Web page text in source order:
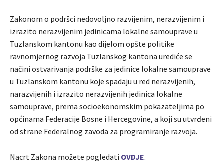
Zakonom o podršci nedovoljno razvijenim, nerazvijenim i
izrazito nerazvijenim jedinicama lokalne samouprave u
Tuzlanskom kantonu kao dijelom opšte politike
ravnomjernog razvoja Tuzlanskog kantona urediće se
načini ostvarivanja podrške za jedinice lokalne samouprave
u Tuzlanskom kantonu koje spadaju u red nerazvijenih,
narazvijenih i izrazito nerazvijenih jedinica lokalne
samouprave, prema socioekonomskim pokazateljima po
općinama Federacije Bosne i Hercegovine, a koji su utvrđeni
od strane Federalnog zavoda za programiranje razvoja.
Nacrt Zakona možete pogledati OVDJE.